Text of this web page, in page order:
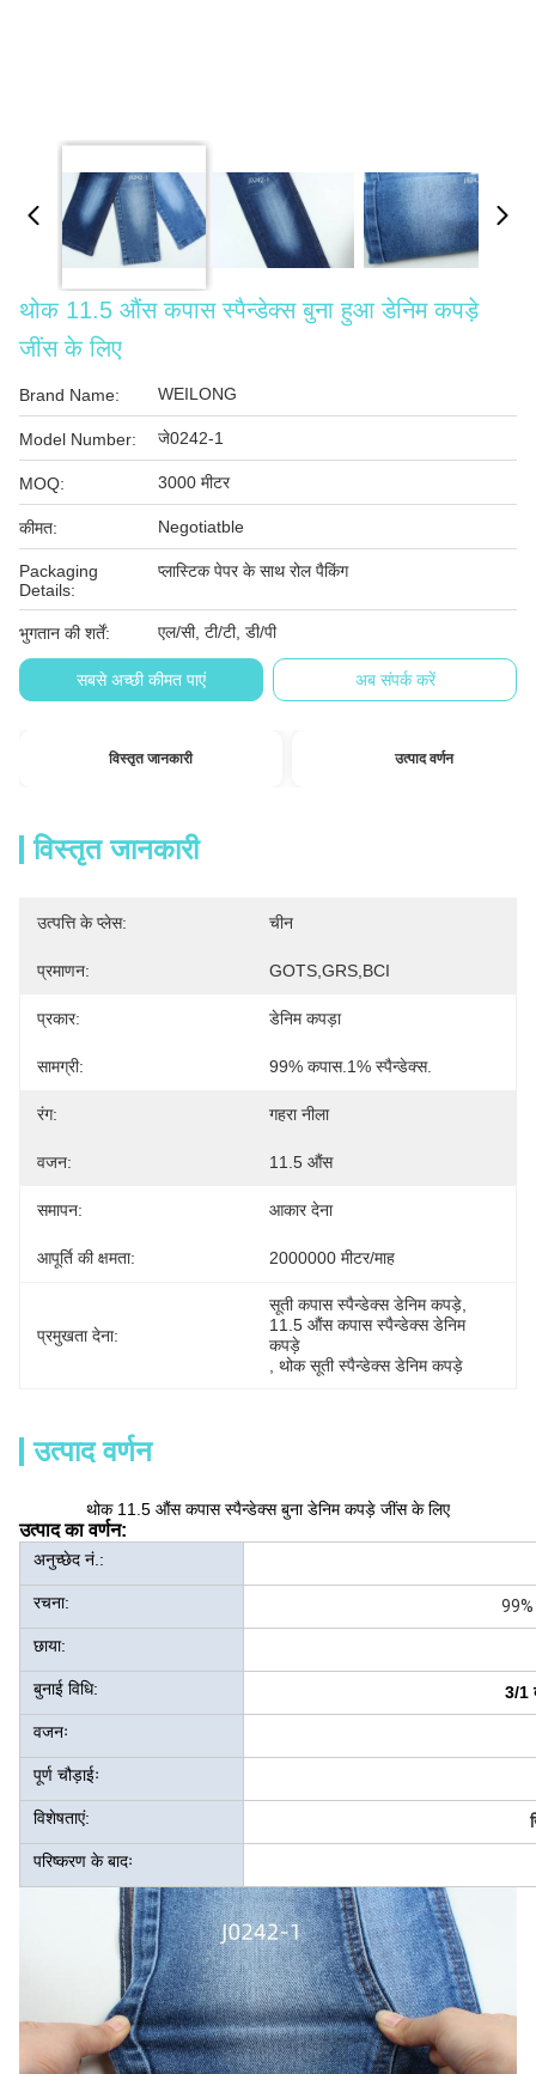
थोक 11.5 औंस कपास स्पैन्डेक्स बुना हुआ डेनिम कपड़े
जींस के लिए
Brand Name: WEILONG
Model Number: जे0242-1
MOQ: 3000 मीटर
कीमत: Negotiatble
Packaging
Details:
प्लास्टिक पेपर के साथ रोल पैकिंग
भुगतान की शर्तें: एल/सी, टी/टी, डी/पी
सबसे अच्छी कीमत पाएं अब संपर्क करें
विस्तृत जानकारी उत्पाद वर्णन
विस्तृत जानकारी
उत्पत्ति के प्लेस: चीन
प्रमाणन: GOTS,GRS,BCI
प्रकार: डेनिम कपड़ा
सामग्री: 99% कपास.1% स्पैन्डेक्स.
रंग: गहरा नीला
वजन: 11.5 औंस
समापन: आकार देना
आपूर्ति की क्षमता: 2000000 मीटर/माह
प्रमुखता देना:
सूती कपास स्पैन्डेक्स डेनिम कपड़े
11.5 औंस कपास स्पैन्डेक्स डेनिम
कपड़े
थोक सूती स्पैन्डेक्स डेनिम कपड़े
उत्पाद वर्णन
थोक 11.5 औंस कपास स्पैन्डेक्स बुना डेनिम कपड़े जींस के लिए
उत्पाद का वर्णन:
अनुच्छेद नं.:
रचना: 99%
छाया:
बुनाई विधि: 3/1
वजनः
पूर्ण चौड़ाईः
विशेषताएं:
परिष्करण के बादः